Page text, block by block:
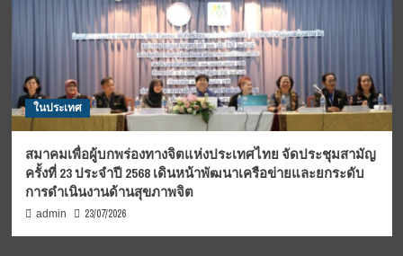
ในประเทศ
สมาคมเพื่อผู้บกพร่องทางจิตแห่งประเทศไทย จัดประชุมสามัญ
ครั้งที่ 23 ประจำปี 2568 เดินหน้าพัฒนาเครือข่ายและยกระดับ
การดำเนินงานด้านสุขภาพจิต
admin 23/07/2026